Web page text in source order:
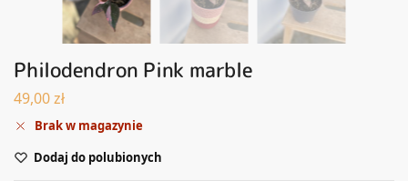
Philodendron Pink marble
49,00zł
Brak w magazynie
Dodaj do polubionych